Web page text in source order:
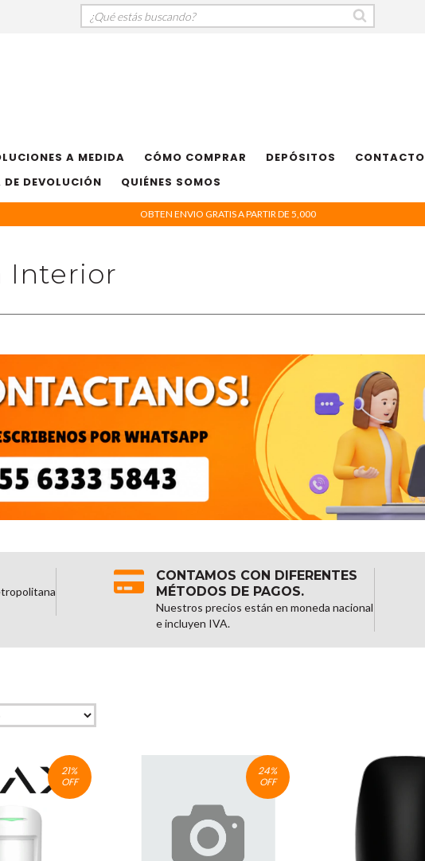
A MEDIDA CÓMO COMPRAR DEPÓSITOS CONTACTO
DEVOLUCIÓN QUIÉNES SOMOS
OBTEN ENVIO GRATIS A PARTIR DE 5,000
Interior
CONTAMOS CON DIFERENTES
MÉTODOS DE PAGOS.
Nuestros precios están en moneda nacional
e incluyen IVA.
21%
OFF
24%
OFF